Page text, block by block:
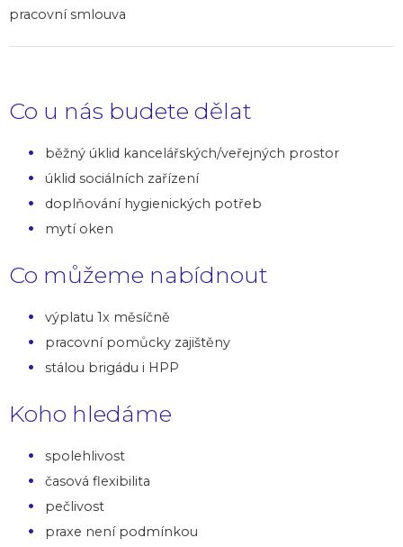
pracovní smlouva
Co u nás budete dělat
běžný úklid kancelářských/veřejných prostor
úklid sociálních zařízení
doplňování hygienických potřeb
mytí oken
Co můžeme nabídnout
výplatu 1x měsíčně
pracovní pomůcky zajištěny
stálou brigádu i HPP
Koho hledáme
spolehlivost
časová flexibilita
pečlivost
praxe není podmínkou